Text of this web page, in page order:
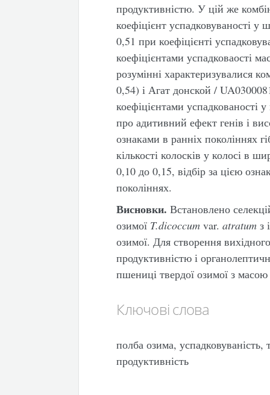
продуктивністю. У цій же
коефіцієнт успадковуваності у
0,51 при коефіцієнті
коефіцієнтами успадковаості
розумінні характеризувалися
0,54) і Агат донской /
коефіцієнтами успадкованості
про адитивний ефект генів і
ознаками в ранніх поколіннях
кількості колосків у колосі в
0,10 до 0,15, відбір за цією
поколіннях.
Висновки. Встановлено
озимої T.dicoccum var.atratum з
озимої. Для створення
продуктивністю і
пшениці твердої озимої з
Ключові слова
полба озима,
продуктивність